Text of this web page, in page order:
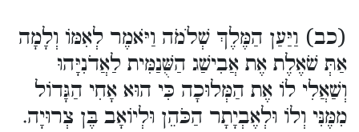
(כב) וַיַּעַן הַמֶּלֶךְ שְׁלֹמֹה וַיֹּאמֶר לְאִמּוֹ וְלָמָה
אַתְּ שֹׁאֶלֶת אֶת אֲבִישַׁג הַשֻּׁנַמִּית לַאֲדֹנִיָּהוּ
וְשַׁאֲלִי לוֹ אֶת הַמְּלוּכָה כִּי הוּא אָחִי הַגָּדוֹל
מִמֶּנִּי וְלוֹ וּלְאֶבְיָתָר הַכֹּהֵן וּלְיוֹאָב בֶּן צְרוּיָה.